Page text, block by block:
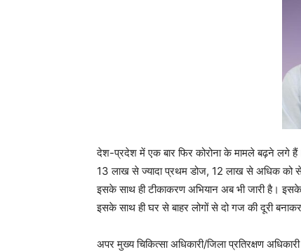
देश-प्रदेश में एक बार फिर कोरोना के मामले बढ़ने लगे
13 लाख से ज्यादा प्रथम डोज, 12 लाख से अधिक को
इसके साथ ही टीकाकरण अभियान अब भी जारी है।
इसके साथ ही घर से बाहर लोगों से दो गज की दूरी
अपर मुख्य चिकित्सा अधिकारी/जिला प्रतिरक्षण